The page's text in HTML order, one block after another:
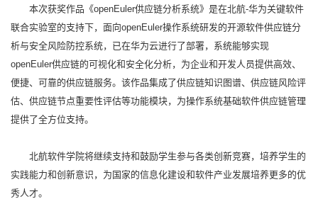
本次获奖作品《openEuler供应链分析系统》是在北航-华为关键软件
联合实验室的支持下，面向openEuler操作系统研发的开源软件供应链分
析与安全风险防控系统，已在华为云进行了部署，系统能够实现
openEuler供应链的可视化和安全化分析，为企业和开发人员提供高效、
便捷、可靠的供应链服务。该作品集成了供应链知识图谱、供应链风险评
估、供应链节点重要性评估等功能模块，为操作系统基础软件供应链管理
提供了全方位支持。
北航软件学院将继续支持和鼓励学生参与各类创新竞赛，培养学生的
实践能力和创新意识，为国家的信息化建设和软件产业发展培养更多的优
秀人才。